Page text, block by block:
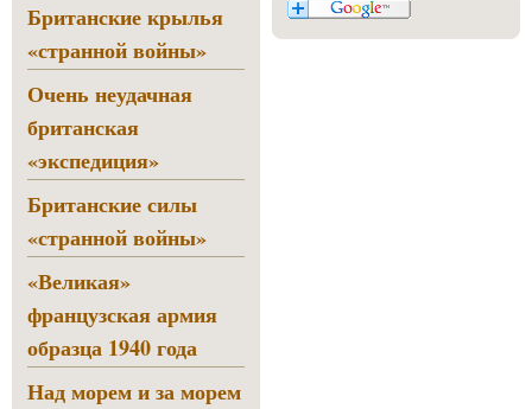
Британские крылья
«странной войны»
Очень неудачная
британская
«экспедиция»
Британские силы
«странной войны»
«Великая»
французская армия
образца 1940 года
Над морем и за морем